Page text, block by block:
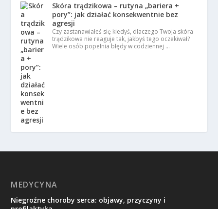
Skóra trądzikowa – rutyna „bariera +
pory”: jak działać konsekwentnie bez
agresji
Czy zastanawiałeś się kiedyś, dlaczego Twoja skóra
trądzikowa nie reaguje tak, jakbyś tego oczekiwał?
Wiele osób popełnia błędy w codziennej …
MEDYCYNA
Niegroźne choroby serca: objawy, przyczyny i